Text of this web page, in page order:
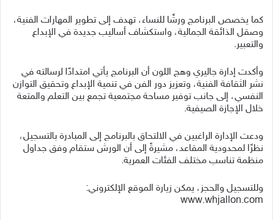
كما يخصص البرنامج ورشًا للنساء، تهدف إلى تطوير المهارات الفنية،
وصقل الذائقة الجمالية، واستكشاف أساليب جديدة في الإبداع
والتعبير.
وأكدت إدارة جاليري وهج اللون أن البرنامج يأتي امتدادًا لرسالته في
نشر الثقافة الفنية، وتعزيز دور الفن في تنمية الإبداع وتحقيق التوازن
النفسي، إلى جانب توفير مساحة مجتمعية تجمع بين التعلم والمتعة
خلال الإجازة الصيفية.
ودعت الإدارة الراغبين في الالتحاق بالبرنامج إلى المبادرة بالتسجيل،
نظرًا لمحدودية المقاعد، مشيرةً إلى أن الورش ستقام وفق جداول
منظمة تناسب مختلف الفئات العمرية.
وللتسجيل والحجز، يمكن زيارة الموقع الإلكتروني:
www.whjallon.com